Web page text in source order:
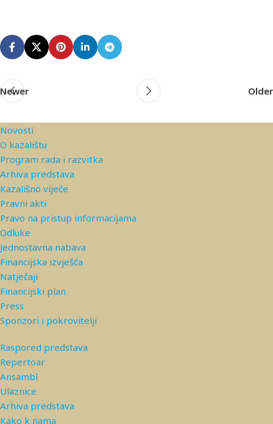
Newer Older
Novosti
O kazalištu
Program rada i razvitka
Arhiva predstava
Kazališno vijeće
Pravni akti
Pravo na pristup informacijama
Odluke
Jednostavna nabava
Financijska izvješća
Natječaji
Financijski plan
Press
Sponzori i pokrovitelji
Raspored predstava
Repertoar
Ansambl
Ulaznice
Arhiva predstava
Kako k nama